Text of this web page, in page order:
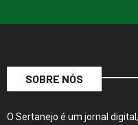
SOBRE NÓS
O Sertanejo é um jornal